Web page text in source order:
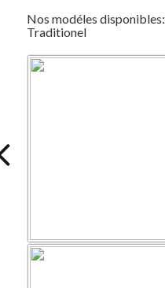
Nos modéles disponibles:
Traditionel